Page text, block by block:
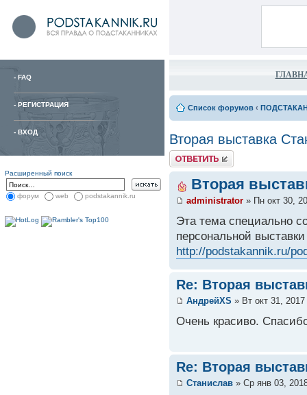
- FAQ
- РЕГИСТРАЦИЯ
- ВХОД
Расширенный поиск
форум web podstakannik.ru
Список форумов ‹
Вторая выставка
Вторая
administrator » Пн окт 30,
Эта тема специально
персональной
http://podstakannik.ru/
Re: Вторая
АндрейXS » Вт окт 31,
Очень красиво.
Re: Вторая
Станислав » Ср янв 03,